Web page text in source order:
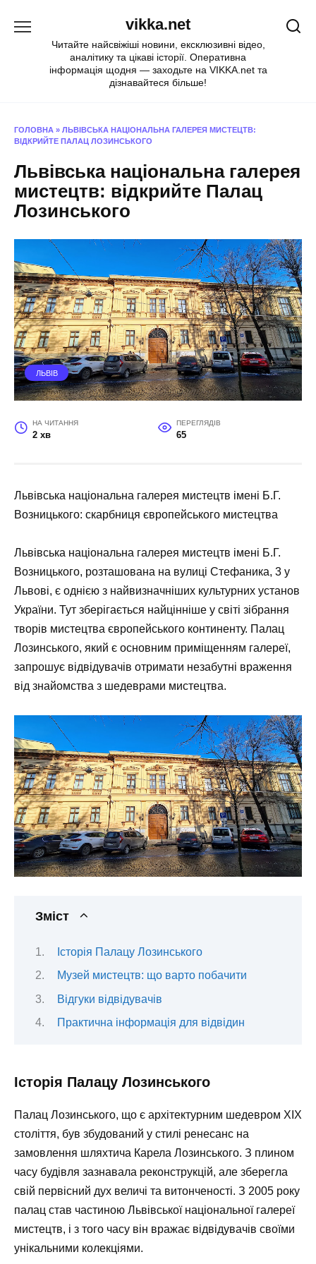
vikka.net
Читайте найсвіжіші новини, ексклюзивні відео,
аналітику та цікаві історії. Оперативна
інформація щодня — заходьте на VIKKA.net та
дізнавайтеся більше!
ГОЛОВНА » ЛЬВІВСЬКА НАЦІОНАЛЬНА ГАЛЕРЕЯ МИСТЕЦТВ:
ВІДКРИЙТЕ ПАЛАЦ ЛОЗИНСЬКОГО
Львівська національна галерея
мистецтв: відкрийте Палац
Лозинського
ЛЬВІВ
НА ЧИТАННЯ
2 хв
ПЕРЕГЛЯДІВ
65
Львівська національна галерея мистецтв імені Б.Г.
Возницького: скарбниця європейського мистецтва
Львівська національна галерея мистецтв імені Б.Г.
Возницького, розташована на вулиці Стефаника, 3 у
Львові, є однією з найвизначніших культурних установ
України. Тут зберігається найцінніше у світі зібрання
творів мистецтва європейського континенту. Палац
Лозинського, який є основним приміщенням галереї,
запрошує відвідувачів отримати незабутні враження
від знайомства з шедеврами мистецтва.
Зміст
Історія Палацу Лозинського
Музей мистецтв: що варто побачити
Відгуки відвідувачів
Практична інформація для відвідин
Історія Палацу Лозинського
Палац Лозинського, що є архітектурним шедевром XIX
століття, був збудований у стилі ренесанс на
замовлення шляхтича Карела Лозинського. З плином
часу будівля зазнавала реконструкцій, але зберегла
свій первісний дух величі та витонченості. З 2005 року
палац став частиною Львівської національної галереї
мистецтв, і з того часу він вражає відвідувачів своїми
унікальними колекціями.